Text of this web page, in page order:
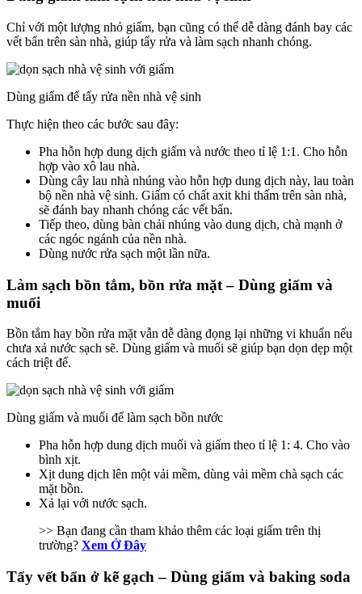
Chỉ với một lượng nhỏ giấm, bạn cũng có thể dễ dàng đánh bay các
vết bẩn trên sàn nhà, giúp tẩy rửa và làm sạch nhanh chóng.
Dùng giấm để tẩy rửa nền nhà vệ sinh
Thực hiện theo các bước sau đây:
Pha hỗn hợp dung dịch giấm và nước theo tỉ lệ 1:1. Cho hỗn
hợp vào xô lau nhà.
Dùng cây lau nhà nhúng vào hỗn hợp dung dịch này, lau toàn
bộ nền nhà vệ sinh. Giấm có chất axit khi thấm trên sàn nhà,
sẽ đánh bay nhanh chóng các vết bẩn.
Tiếp theo, dùng bàn chải nhúng vào dung dịch, chà mạnh ở
các ngóc ngánh của nền nhà.
Dùng nước rửa sạch một lần nữa.
Làm sạch bồn tắm, bồn rửa mặt – Dùng giấm và
muối
Bồn tắm hay bồn rửa mặt vẫn dễ dàng đọng lại những vi khuẩn nếu
chưa xả nước sạch sẽ. Dùng giấm và muối sẽ giúp bạn dọn dẹp một
cách triệt để.
Dùng giấm và muối để làm sạch bồn nước
Pha hỗn hợp dung dịch muối và giấm theo tỉ lệ 1: 4. Cho vào
bình xịt.
Xịt dung dịch lên một vải mềm, dùng vải mềm chà sạch các
mặt bồn.
Xả lại với nước sạch.
>> Bạn đang cần tham khảo thêm các loại giấm trên thị
trường? Xem Ở Đây
Tẩy vết bẩn ở kẽ gạch – Dùng giấm và baking soda